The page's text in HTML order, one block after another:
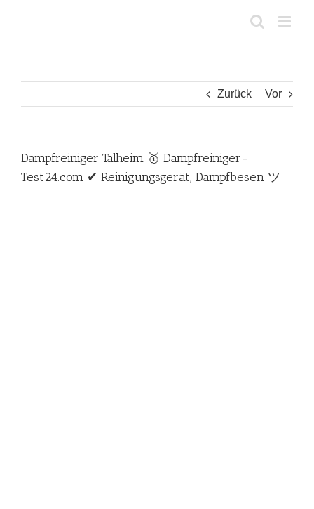
Zurück Vor
Dampfreiniger Talheim 🥇 Dampfreiniger-
Test24.com ✔ Reinigungsgerät, Dampfbesen ツ